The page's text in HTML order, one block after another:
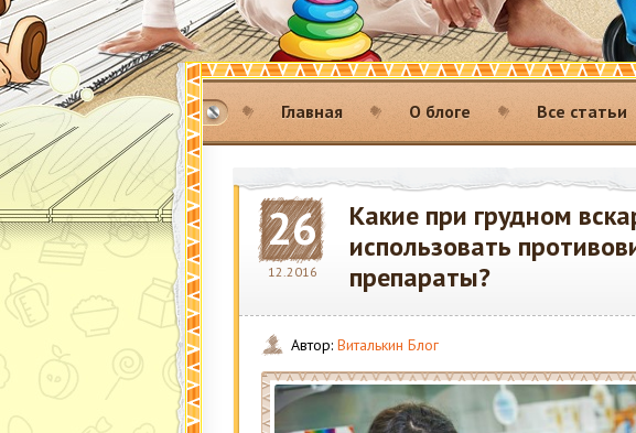
Главная О блоге Все статьи
26
12.2016
Какие при грудном
использовать
препараты?
Автор: Виталькин Блог